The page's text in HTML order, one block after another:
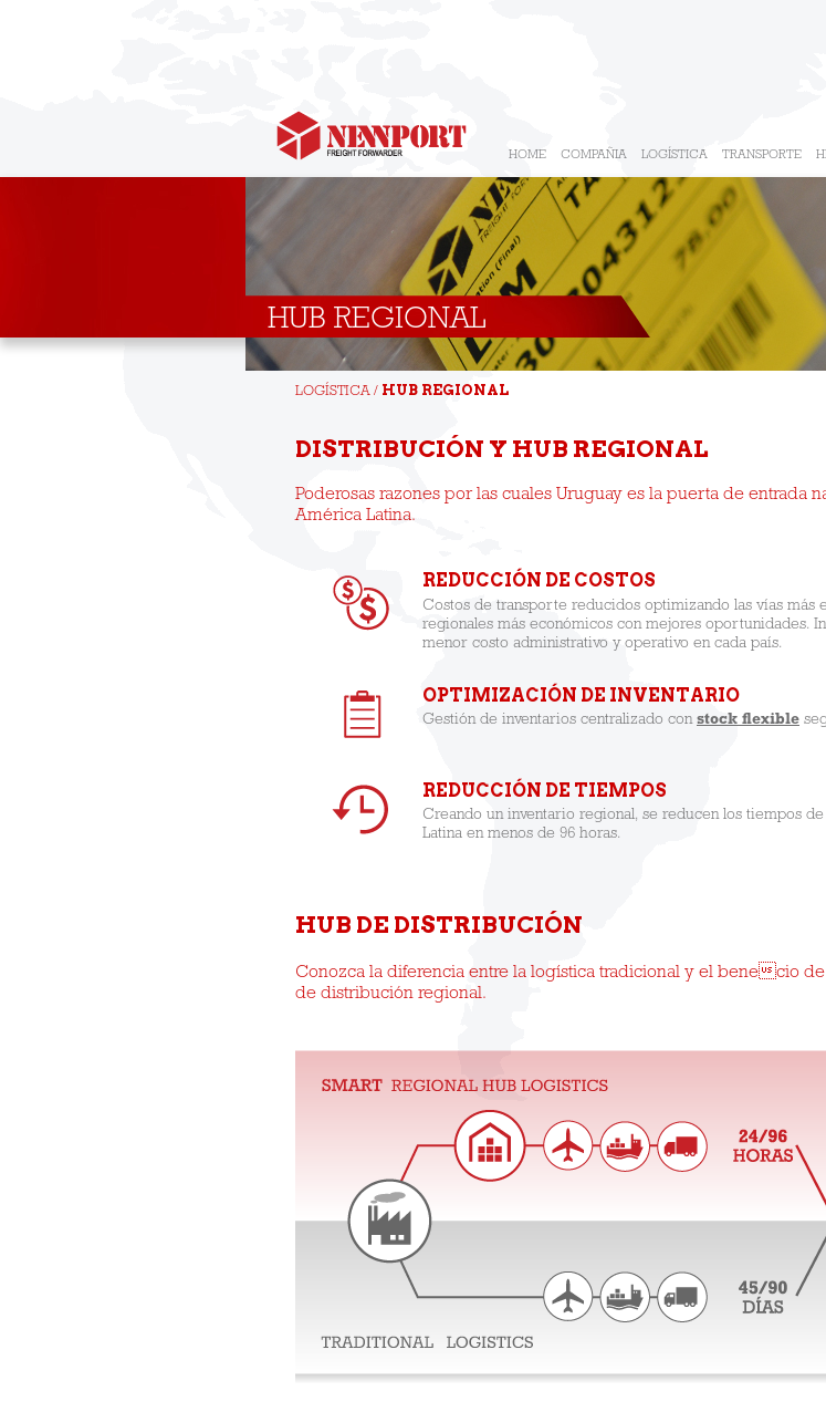
HOME COMPAÑIA LOGÍSTICA TRANSPORTE
HUB REGIONAL
LOGÍSTICA / HUB REGIONAL
DISTRIBUCIÓN Y HUB REGIONAL
Poderosas razones por las cuales Uruguay es la puerta de entrada
América Latina.
REDUCCIÓN DE COSTOS
Costos de transporte reducidos optimizando las vías
regionales más económicos con mejores oportunidades.
menor costo administrativo y operativo en cada país.
OPTIMIZACIÓN DE INVENTARIO
Gestión de inventarios centralizado con stock flexible
REDUCCIÓN DE TIEMPOS
Creando un inventario regional, se reducen los tiempos
Latina en menos de 96 horas.
HUB DE DISTRIBUCIÓN
Conozca la diferencia entre la logística tradicional y el benecio
de distribución regional.